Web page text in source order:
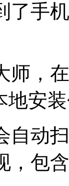
了手
师，
地安
自动
，包